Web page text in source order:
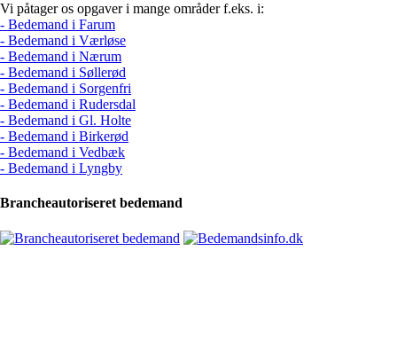
Vi påtager os opgaver i mange områder f.eks. i:
- Bedemand i Farum
- Bedemand i Værløse
- Bedemand i Nærum
- Bedemand i Søllerød
- Bedemand i Sorgenfri
- Bedemand i Rudersdal
- Bedemand i Gl. Holte
- Bedemand i Birkerød
- Bedemand i Vedbæk
- Bedemand i Lyngby
Brancheautoriseret bedemand